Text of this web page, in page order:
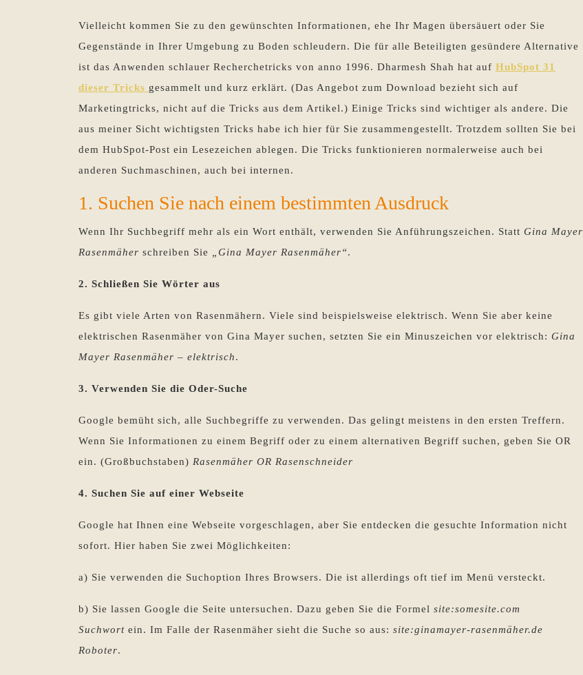
Vielleicht kommen Sie zu den gewünschten Informationen, ehe Ihr Magen übersäuert oder Sie
Gegenstände in Ihrer Umgebung zu Boden schleudern. Die für alle Beteiligten gesündere Alternative
ist das Anwenden schlauer Recherchetricks von anno 1996. Dharmesh Shah hat auf HubSpot 31
dieser Tricks gesammelt und kurz erklärt. (Das Angebot zum Download bezieht sich auf
Marketingtricks, nicht auf die Tricks aus dem Artikel.) Einige Tricks sind wichtiger als andere. Die
aus meiner Sicht wichtigsten Tricks habe ich hier für Sie zusammengestellt. Trotzdem sollten Sie bei
dem HubSpot-Post ein Lesezeichen ablegen. Die Tricks funktionieren normalerweise auch bei
anderen Suchmaschinen, auch bei internen.
1. Suchen Sie nach einem bestimmten Ausdruck
Wenn Ihr Suchbegriff mehr als ein Wort enthält, verwenden Sie Anführungszeichen. Statt Gina Mayer
Rasenmäher schreiben Sie „Gina Mayer Rasenmäher“.
2. Schließen Sie Wörter aus
Es gibt viele Arten von Rasenmähern. Viele sind beispielsweise elektrisch. Wenn Sie aber keine
elektrischen Rasenmäher von Gina Mayer suchen, setzten Sie ein Minuszeichen vor elektrisch: Gina
Mayer Rasenmäher – elektrisch.
3. Verwenden Sie die Oder-Suche
Google bemüht sich, alle Suchbegriffe zu verwenden. Das gelingt meistens in den ersten Treffern.
Wenn Sie Informationen zu einem Begriff oder zu einem alternativen Begriff suchen, geben Sie OR
ein. (Großbuchstaben) Rasenmäher OR Rasenschneider
4. Suchen Sie auf einer Webseite
Google hat Ihnen eine Webseite vorgeschlagen, aber Sie entdecken die gesuchte Information nicht
sofort. Hier haben Sie zwei Möglichkeiten:
a) Sie verwenden die Suchoption Ihres Browsers. Die ist allerdings oft tief im Menü versteckt.
b) Sie lassen Google die Seite untersuchen. Dazu geben Sie die Formel site:somesite.com
Suchwort ein. Im Falle der Rasenmäher sieht die Suche so aus: site:ginamayer-rasenmäher.de
Roboter.